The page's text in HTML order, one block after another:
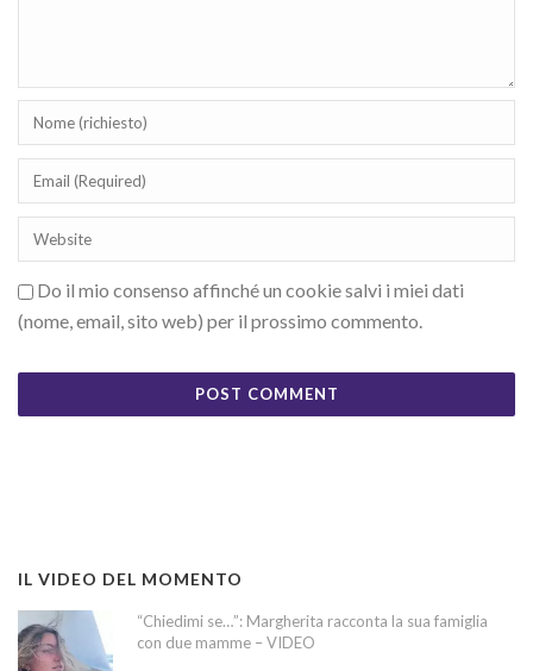
Do il mio consenso affinché un cookie salvi i miei dati
(nome, email, sito web) per il prossimo commento.
IL VIDEO DEL MOMENTO
“Chiedimi se…”: Margherita racconta la sua famiglia
con due mamme – VIDEO